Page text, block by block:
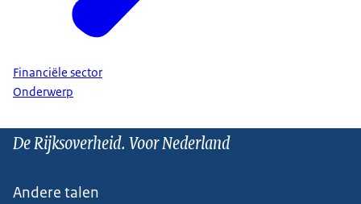
Financiële sector
Onderwerp
De Rijksoverheid. Voor Nederland
Andere talen